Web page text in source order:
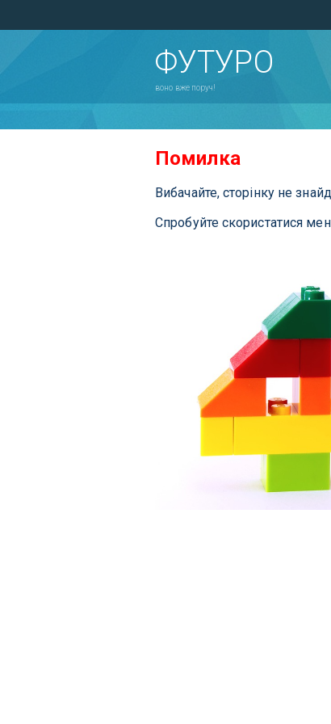
ФУТУРО
воно вже поруч!
Помилка
Вибачайте, сторінку не
Спробуйте скористатися